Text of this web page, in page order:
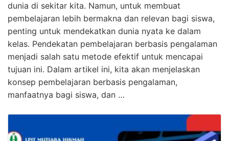
dunia di sekitar kita. Namun, untuk membuat
pembelajaran lebih bermakna dan relevan bagi siswa,
penting untuk mendekatkan dunia nyata ke dalam
kelas. Pendekatan pembelajaran berbasis pengalaman
menjadi salah satu metode efektif untuk mencapai
tujuan ini. Dalam artikel ini, kita akan menjelaskan
konsep pembelajaran berbasis pengalaman,
manfaatnya bagi siswa, dan …